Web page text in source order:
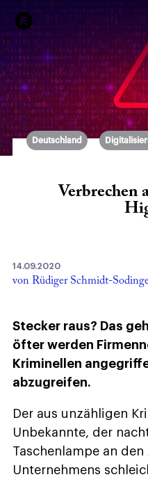
Deutschland
Verbrechen
14.09.2020
von Rüdiger Schmidt-
Stecker raus? Das
öfter werden
Kriminellen
abzugreifen.
Der aus unzähligen
Unbekannte, der
Taschenlampe an
Unternehmens